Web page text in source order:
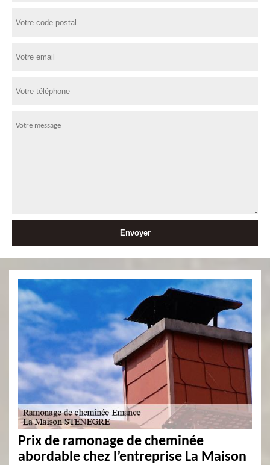
Prix de ramonage de cheminée
abordable chez l’entreprise La Maison